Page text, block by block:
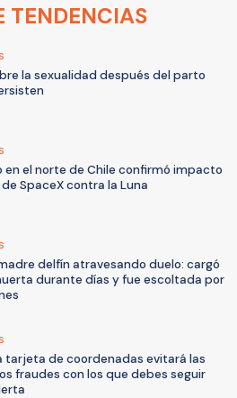
TENDENCIAS
la sexualidad después del parto
en el norte de Chile confirmó impacto
SpaceX contra la Luna
delfín atravesando duelo: cargó
durante días y fue escoltada por
tarjeta de coordenadas evitará las
fraudes con los que debes seguir